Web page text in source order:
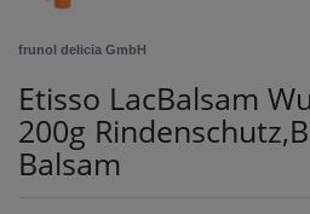
frunol delicia GmbH
Etisso LacBalsam
200g
Balsam